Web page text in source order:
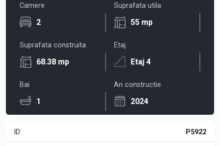
Camere
2
Suprafata utila
55 mp
Suprafata construita
68.38 mp
Etaj
Etaj 4
Bai
1
An constructie
2024
ID: P5922